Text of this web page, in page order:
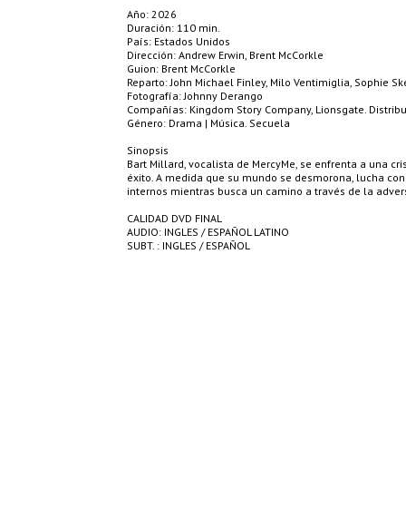
Año: 2026
Duración: 110 min.
País: Estados Unidos
Dirección: Andrew Erwin, Brent McCorkle
Guion: Brent McCorkle
Reparto: John Michael Finley, Milo Ventimiglia, Sophie
Fotografía: Johnny Derango
Compañías: Kingdom Story Company, Lionsgate.
Género: Drama | Música. Secuela
Sinopsis
Bart Millard, vocalista de MercyMe, se enfrenta a una
éxito. A medida que su mundo se desmorona, lucha
internos mientras busca un camino a través de la
CALIDAD DVD FINAL
AUDIO: INGLES / ESPAÑOL LATINO
SUBT. : INGLES / ESPAÑOL